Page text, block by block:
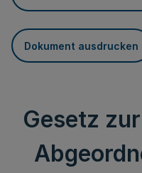
Dokument ausdrucken
Gesetz